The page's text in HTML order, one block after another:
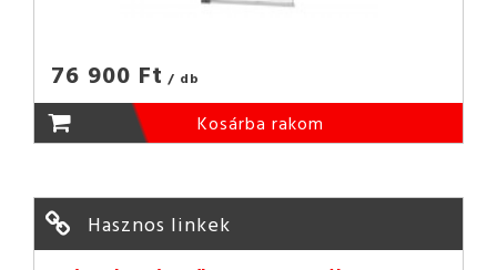
76 900 Ft / db
Kosárba rakom
Hasznos linkek